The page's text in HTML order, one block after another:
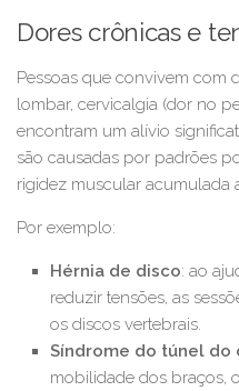
Dores crônicas e
Pessoas que convivem com
lombar, cervicalgia (dor no
encontram um alívio
são causadas por padrões
rigidez muscular acumulada
Por exemplo:
Hérnia de disco: ao
reduzir tensões, as
os discos vertebrais.
Síndrome do túnel do
mobilidade dos braços,